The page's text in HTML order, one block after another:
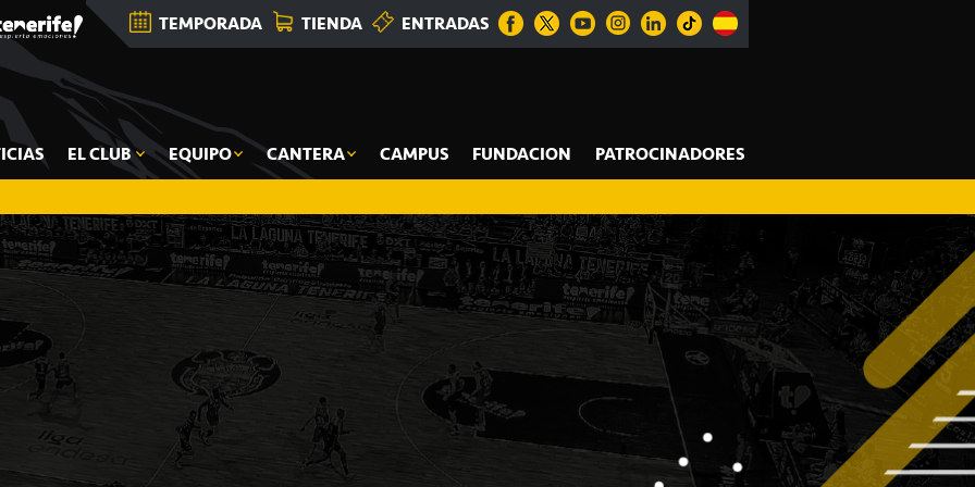
TEMPORADA TIENDA ENTRADAS
EL CLUB EQUIPO CANTERA CAMPUS FUNDACION PATROCINADORES